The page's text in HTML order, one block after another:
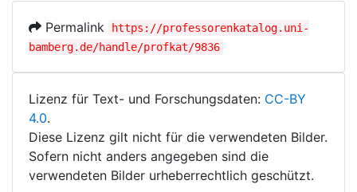
Permalink
https://professorenkatalog.uni-
bamberg.de/handle/profkat/9836
Lizenz für Text- und Forschungsdaten: CC-BY
4.0.
Diese Lizenz gilt nicht für die verwendeten Bilder.
Sofern nicht anders angegeben sind die
verwendeten Bilder urheberrechtlich geschützt.